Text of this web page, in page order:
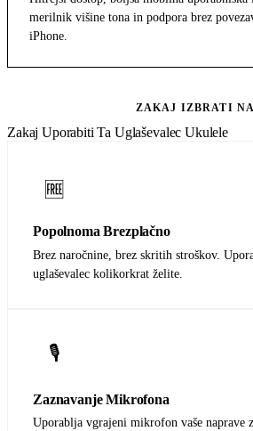
merilnik višine tona in podpora brez
iPhone.
ZAKAJ IZBRATI
Zakaj Uporabiti Ta Uglaševalec Ukulele
🆓
Popolnoma Brezplačno
Brez naročnine, brez skritih stroškov.
uglaševalec kolikorkrat želite.
🎙️
Zaznavanje Mikrofona
Uporablja vgrajeni mikrofon vaše naprave